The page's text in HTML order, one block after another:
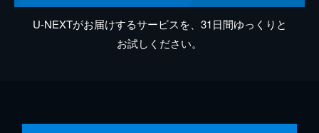
U-NEXTがお届けするサービスを、31日間ゆっくりと
お試しください。